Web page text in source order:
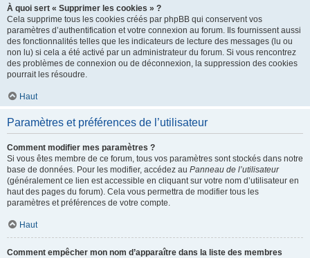
À quoi sert « Supprimer les cookies » ?
Cela supprime tous les cookies créés par phpBB qui conservent vos
paramètres d’authentification et votre connexion au forum. Ils fournissent aussi
des fonctionnalités telles que les indicateurs de lecture des messages (lu ou
non lu) si cela a été activé par un administrateur du forum. Si vous rencontrez
des problèmes de connexion ou de déconnexion, la suppression des cookies
pourrait les résoudre.
Haut
Paramètres et préférences de l’utilisateur
Comment modifier mes paramètres ?
Si vous êtes membre de ce forum, tous vos paramètres sont stockés dans notre
base de données. Pour les modifier, accédez au Panneau de l’utilisateur
(généralement ce lien est accessible en cliquant sur votre nom d’utilisateur en
haut des pages du forum). Cela vous permettra de modifier tous les
paramètres et préférences de votre compte.
Haut
Comment empêcher mon nom d’apparaître dans la liste des membres